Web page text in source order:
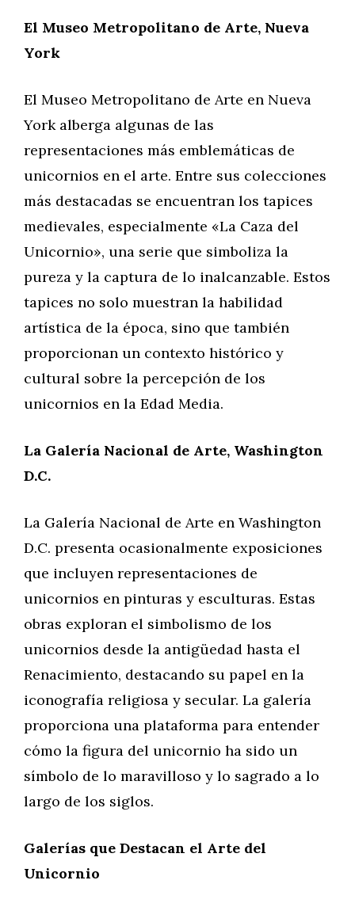
El Museo Metropolitano de Arte, Nueva
York
El Museo Metropolitano de Arte en Nueva
York alberga algunas de las
representaciones más emblemáticas de
unicornios en el arte. Entre sus colecciones
más destacadas se encuentran los tapices
medievales, especialmente «La Caza del
Unicornio», una serie que simboliza la
pureza y la captura de lo inalcanzable. Estos
tapices no solo muestran la habilidad
artística de la época, sino que también
proporcionan un contexto histórico y
cultural sobre la percepción de los
unicornios en la Edad Media.
La Galería Nacional de Arte, Washington
D.C.
La Galería Nacional de Arte en Washington
D.C. presenta ocasionalmente exposiciones
que incluyen representaciones de
unicornios en pinturas y esculturas. Estas
obras exploran el simbolismo de los
unicornios desde la antigüedad hasta el
Renacimiento, destacando su papel en la
iconografía religiosa y secular. La galería
proporciona una plataforma para entender
cómo la figura del unicornio ha sido un
símbolo de lo maravilloso y lo sagrado a lo
largo de los siglos.
Galerías que Destacan el Arte del
Unicornio